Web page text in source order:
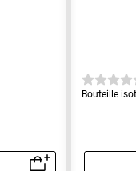
Bouteille